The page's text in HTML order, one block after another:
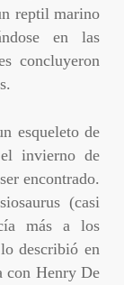
reptil marino
en las
concluyeron
esqueleto de
invierno de
encontrado.
(casi
más a los
describió en
con Henry De